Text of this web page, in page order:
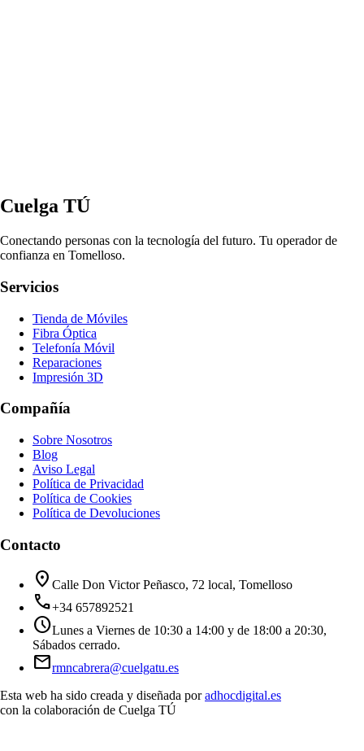
Cuelga TÚ
Conectando personas con la tecnología del futuro. Tu operador de
confianza en Tomelloso.
Servicios
Tienda de Móviles
Fibra Óptica
Telefonía Móvil
Reparaciones
Impresión 3D
Compañía
Sobre Nosotros
Blog
Aviso Legal
Política de Privacidad
Política de Cookies
Política de Devoluciones
Contacto
location_on Calle Don Victor Peñasco, 72 local, Tomelloso
call+34 657892521
scheduleLunes a Viernes de 10:30 a 14:00 y de 18:00 a 20:30,
Sábados cerrado.
mailrmncabrera@cuelgatu.es
Esta web ha sido creada y diseñada por adhocdigital.es
con la colaboración de Cuelga TÚ